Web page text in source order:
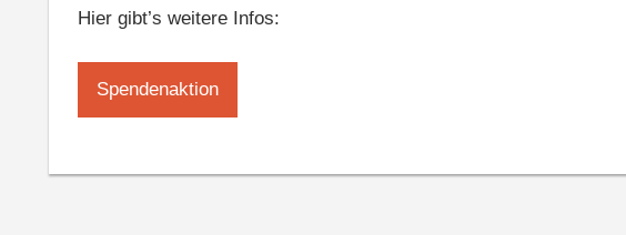
Hier gibt’s weitere Infos:
Spendenaktion